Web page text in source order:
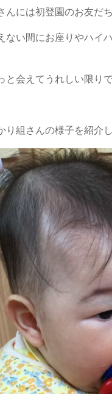
んには初登園のお友だ
ない間にお座りやハイ
と会えてうれしい限りで
り組さんの様子を紹介